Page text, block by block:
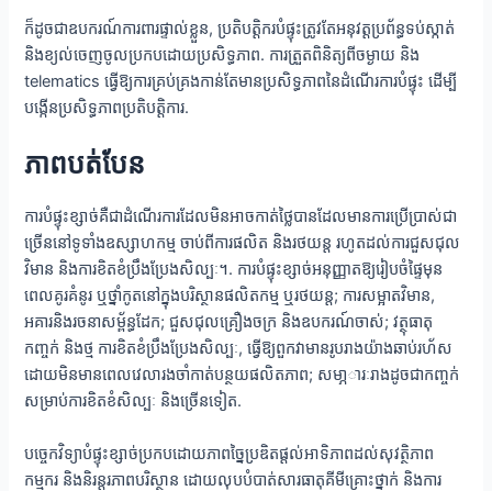
ក៏ដូចជាឧបករណ៍ការពារផ្ទាល់ខ្លួន, ប្រតិបត្តិករបំផ្ទុះត្រូវតែអនុវត្តប្រព័ន្ធទប់ស្កាត់
និងខ្យល់ចេញចូលប្រកបដោយប្រសិទ្ធភាព. ការត្រួតពិនិត្យពីចម្ងាយ និង
telematics ធ្វើឱ្យការគ្រប់គ្រងកាន់តែមានប្រសិទ្ធភាពនៃដំណើរការបំផ្ទុះ ដើម្បី
បង្កើនប្រសិទ្ធភាពប្រតិបត្តិការ.
ភាពបត់បែន
ការបំផ្ទុះខ្សាច់គឺជាដំណើរការដែលមិនអាចកាត់ថ្លៃបានដែលមានការប្រើប្រាស់ជា
ច្រើននៅទូទាំងឧស្សាហកម្ម ចាប់ពីការផលិត និងរថយន្ត រហូតដល់ការជួសជុល
វិមាន និងការខិតខំប្រឹងប្រែងសិល្បៈ។. ការបំផ្ទុះខ្សាច់អនុញ្ញាតឱ្យរៀបចំផ្ទៃមុន
ពេលគូរគំនូរ ឬថ្នាំកូតនៅក្នុងបរិស្ថានផលិតកម្ម ឬរថយន្ត; ការសម្អាតវិមាន,
អគារនិងរចនាសម្ព័ន្ធដែក; ជួសជុលគ្រឿងចក្រ និងឧបករណ៍ចាស់; វត្ថុធាតុ
កញ្ចក់ និងថ្ម ការខិតខំប្រឹងប្រែងសិល្បៈ, ធ្វើឱ្យពួកវាមានរូបរាងយ៉ាងឆាប់រហ័ស
ដោយមិនមានពេលវេលារងចាំកាត់បន្ថយផលិតភាព; សមា្ភារៈរាងដូចជាកញ្ចក់
សម្រាប់ការខិតខំសិល្បៈ និងច្រើនទៀត.
បច្ចេកវិទ្យាបំផ្ទុះខ្សាច់ប្រកបដោយភាពច្នៃប្រឌិតផ្តល់អាទិភាពដល់សុវត្ថិភាព
កម្មករ និងនិរន្តរភាពបរិស្ថាន ដោយលុបបំបាត់សារធាតុគីមីគ្រោះថ្នាក់ និងការ